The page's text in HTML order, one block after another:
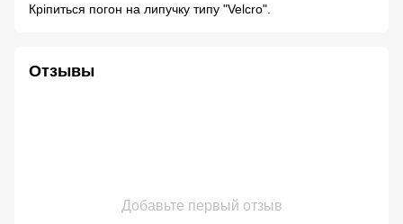
Кріпиться погон на липучку типу "Velcro".
Отзывы
Добавьте первый отзыв